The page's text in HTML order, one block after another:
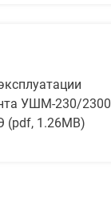
УШМ-230/2300
1.26MB)